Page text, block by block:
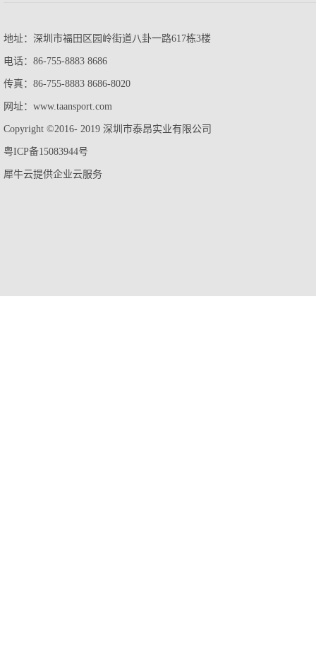
地址：深圳市福田区园岭街道八卦一路617栋3楼
电话：86-755-8883 8686
传真：86-755-8883 8686-8020
网址：www.taansport.com
Copyright ©2016- 2019 深圳市泰昂实业有限公司
粤ICP备15083944号
犀牛云提供企业云服务